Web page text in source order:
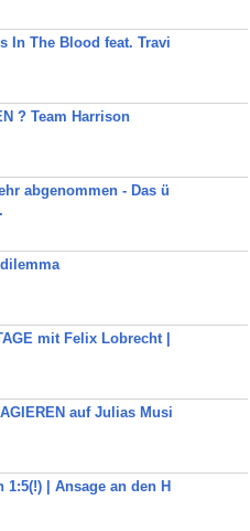
In The Blood feat. Travi
? Team Harrison
abgenommen - Das ü
mit Felix Lobrecht |
auf Julias Musi
1:5(!) | Ansage an den H